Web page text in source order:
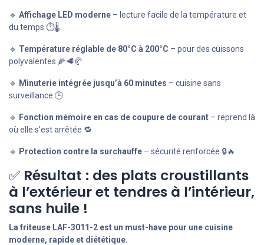
🔹 Affichage LED moderne – lecture facile de la température et
du temps ⏱️🌡️
🔹 Température réglable de 80°C à 200°C – pour des cuissons
polyvalentes 🌽🥩🥐
🔹 Minuterie intégrée jusqu’à 60 minutes – cuisine sans
surveillance 🕒
🔹 Fonction mémoire en cas de coupure de courant – reprend là
où elle s’est arrêtée 🔁
🔹 Protection contre la surchauffe – sécurité renforcée 🔒🔥
✅ Résultat : des plats croustillants
à l’extérieur et tendres à l’intérieur,
sans huile !
La friteuse LAF-3011-2 est un must-have pour une cuisine
moderne, rapide et diététique.